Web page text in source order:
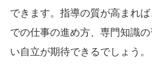
できます。指導の質が高まれ
での仕事の進め方、専門知識
い自立が期待できるでしょう。